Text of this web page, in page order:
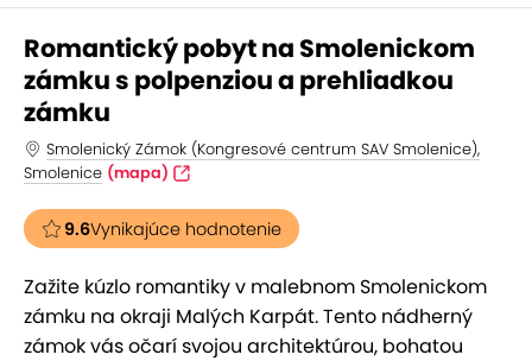
Romantický pobyt na Smolenickom
zámku s polpenziou a prehliadkou
zámku
Smolenický Zámok (Kongresové centrum SAV Smolenice),
Smolenice (mapa)
9.6Vynikajúce hodnotenie
Zažite kúzlo romantiky v malebnom Smolenickom
zámku na okraji Malých Karpát. Tento nádherný
zámok vás očarí svojou architektúrou, bohatou